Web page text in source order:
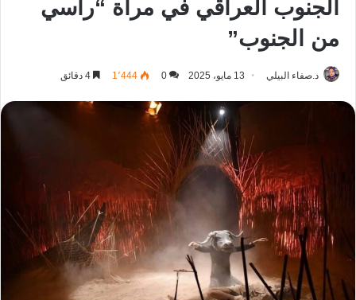
الجنوب العراقي في مرآة “رأسي
من الجنوب”
د.صفاء البيلي 13 مايو، 2025 0 1٬444